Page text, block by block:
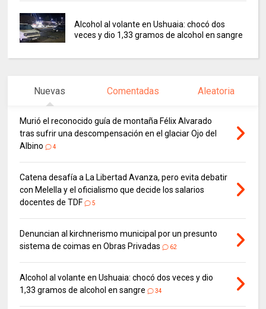
Alcohol al volante en Ushuaia: chocó dos
veces y dio 1,33 gramos de alcohol en sangre
Nuevas Comentadas Aleatoria
Murió el reconocido guía de montaña Félix Alvarado
tras sufrir una descompensación en el glaciar Ojo del
Albino
4
Catena desafía a La Libertad Avanza, pero evita debatir
con Melella y el oficialismo que decide los salarios
docentes de TDF
5
Denuncian al kirchnerismo municipal por un presunto
sistema de coimas en Obras Privadas
62
Alcohol al volante en Ushuaia: chocó dos veces y dio
1,33 gramos de alcohol en sangre
34